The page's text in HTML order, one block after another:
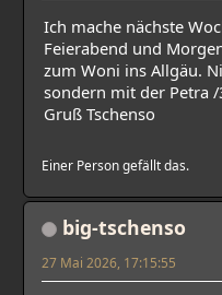
Ich mache nächste
Feierabend und
zum Woni ins Allgäu.
sondern mit der Petra /
Gruß Tschenso
Einer Person gefällt das.
big-tschenso
27 Mai 2026, 17:15:55